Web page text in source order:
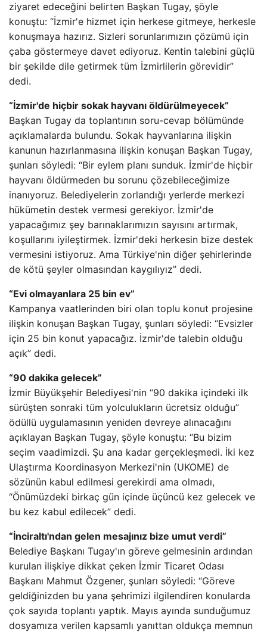
ziyaret edeceğini belirten Başkan Tugay, şöyle
konuştu: “İzmir'e hizmet için herkese gitmeye, herkesle
konuşmaya hazırız. Sizleri sorunlarımızın çözümü için
çaba göstermeye davet ediyoruz. Kentin talebini güçlü
bir şekilde dile getirmek tüm İzmirlilerin görevidir”
dedi.
“İzmir'de hiçbir sokak hayvanı öldürülmeyecek”
Başkan Tugay da toplantının soru-cevap bölümünde
açıklamalarda bulundu. Sokak hayvanlarına ilişkin
kanunun hazırlanmasına ilişkin konuşan Başkan Tugay,
şunları söyledi: “Bir eylem planı sunduk. İzmir'de hiçbir
hayvanı öldürmeden bu sorunu çözebileceğimize
inanıyoruz. Belediyelerin zorlandığı yerlerde merkezi
hükümetin destek vermesi gerekiyor. İzmir'de
yapacağımız şey barınaklarımızın sayısını artırmak,
koşullarını iyileştirmek. İzmir'deki herkesin bize destek
vermesini istiyoruz. Ama Türkiye'nin diğer şehirlerinde
de kötü şeyler olmasından kaygılıyız” dedi.
“Evi olmayanlara 25 bin ev”
Kampanya vaatlerinden biri olan toplu konut projesine
ilişkin konuşan Başkan Tugay, şunları söyledi: “Evsizler
için 25 bin konut yapacağız. İzmir'de talebin olduğu
açık” dedi.
“90 dakika gelecek”
İzmir Büyükşehir Belediyesi'nin “90 dakika içindeki ilk
sürüşten sonraki tüm yolculukların ücretsiz olduğu”
ödüllü uygulamasının yeniden devreye alınacağını
açıklayan Başkan Tugay, şöyle konuştu: “Bu bizim
seçim vaadimizdi. Şu ana kadar gerçekleşmedi. İki kez
Ulaştırma Koordinasyon Merkezi'nin (UKOME) de
sözünün kabul edilmesi gerekirdi ama olmadı,
“Önümüzdeki birkaç gün içinde üçüncü kez gelecek ve
bu kez kabul edilecek” dedi.
“İnciraltı'ndan gelen mesajınız bize umut verdi”
Belediye Başkanı Tugay'ın göreve gelmesinin ardından
kurulan ilişkiye dikkat çeken İzmir Ticaret Odası
Başkanı Mahmut Özgener, şunları söyledi: “Göreve
geldiğinizden bu yana şehrimizi ilgilendiren konularda
çok sayıda toplantı yaptık. Mayıs ayında sunduğumuz
dosyamıza verilen kapsamlı yanıttan oldukça memnun